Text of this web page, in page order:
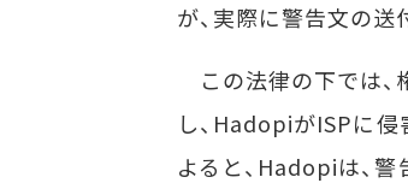
が、実際に警告文の送
この法律の下では
し、HadopiがISPに
よると、Hadopiは、